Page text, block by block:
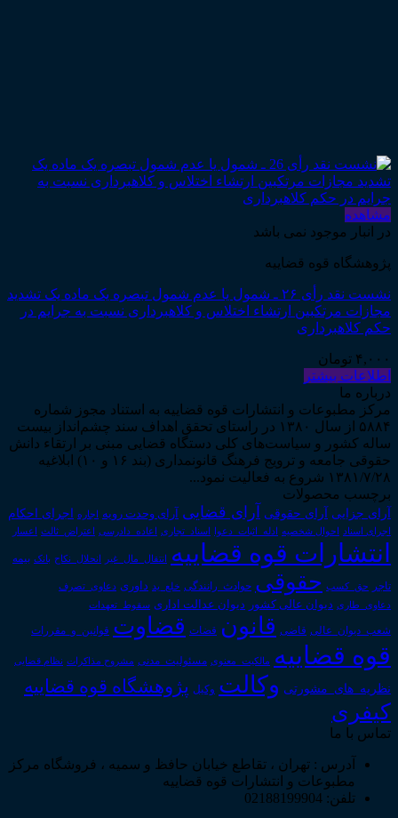
مشاهده
در انبار موجود نمی باشد
پژوهشگاه قوه قضاییه
نشست نقد رأی ۲۶ ـ شمول یا عدم شمول تبصره یک ماده یک تشدید
مجازات مرتکبین ارتشاء اختلاس و کلاهبرداری نسبت به جرایم در
حکم کلاهبرداری
۴,۰۰۰ تومان
اطلاعات بیشتر
درباره ما
مرکز مطبوعات و انتشارات قوه قضاییه به استناد مجوز شماره
۵۸۸۴ از سال ۱۳۸۰ در راستای تحقق اهداف سند چشم‌انداز بیست
ساله کشور و سیاست‌های کلی دستگاه قضایی مبنی بر ارتقاء دانش
حقوقی جامعه و ترویج فرهنگ قانونمداری (بند ۱۶ و ۱۰) ابلاغیه
۱۳۸۱/۷/۲۸ شروع به فعالیت نمود...
برچسب محصولات
آرای جزایی آرای حقوقی آرای قضایی آرای وحدت رویه اجاره اجرای احکام
اجرای اسناد احوال شخصیه ادله_اثبات_دعوا اسناد_تجاری اعاده_دادرسی اعتراض_ثالث اعسار
انتشارات قوه قضاییه انتقال_مال_غیر انحلال_نکاح بانک بیمه
تاجر حق_کسب حقوقی حوادث_رانندگی خلع_ید داوری دعاوی_تصرف
دعاوی_طاری دیوان عالی کشور دیوان عدالت اداری سقوط_تعهدات
شعب_دیوان_عالی قاضی قانون قضات قضاوت قوانین_و_مقررات
قوه قضاییه مالکیت_معنوی مسئولیت_مدنی مشروح مذاکرات نظام قضایی
نظریه_های_مشورتی وکالت وکیل پژوهشگاه قوه قضاییه
کیفری
تماس با ما
آدرس : تهران ، تقاطع خیابان حافظ و سمیه ، فروشگاه مرکز
مطبوعات و انتشارات قوه قضاییه
تلفن: 02188199904